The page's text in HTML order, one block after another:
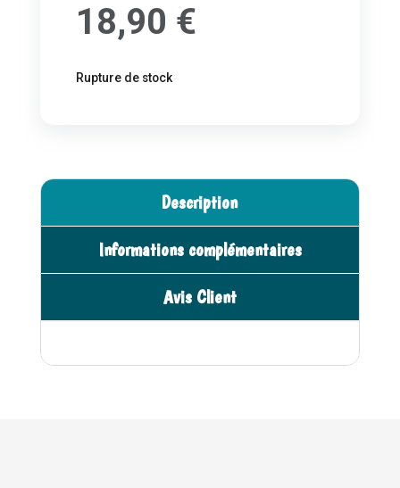
18,90 €
Rupture de stock
Description
Informations complémentaires
Avis Client